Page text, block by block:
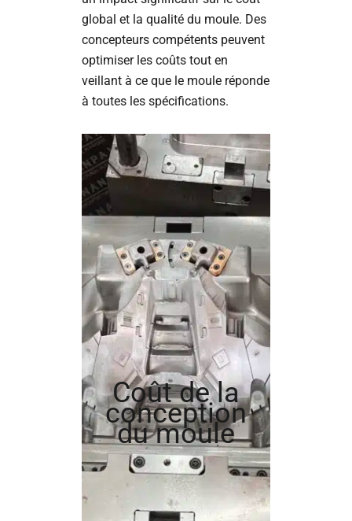
global et la qualité du moule. Des
concepteurs compétents peuvent
optimiser les coûts tout en
veillant à ce que le moule réponde
à toutes les spécifications.
Coût de la
conception
du moule